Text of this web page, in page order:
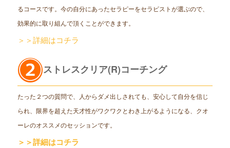
るコースです。今の自分にあったセラピーをセラピストが選ぶので、
効果的に取り組んで頂くことができます。
＞＞詳細はコチラ
ストレスクリア(R)コーチング
たった２つの質問で、人からダメ出しされても、安心して自分を信じ
られ、限界を超えた天才性がワクワクとわき上がるようになる、クオ
ーレのオススメのセッションです。
＞＞詳細はコチラ